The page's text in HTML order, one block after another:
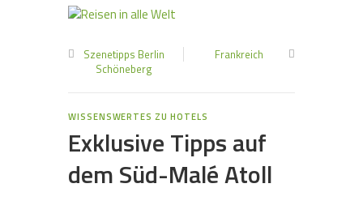
Szenetipps Berlin
Schöneberg
Frankreich
WISSENSWERTES ZU HOTELS
Exklusive Tipps auf
dem Süd-Malé Atoll